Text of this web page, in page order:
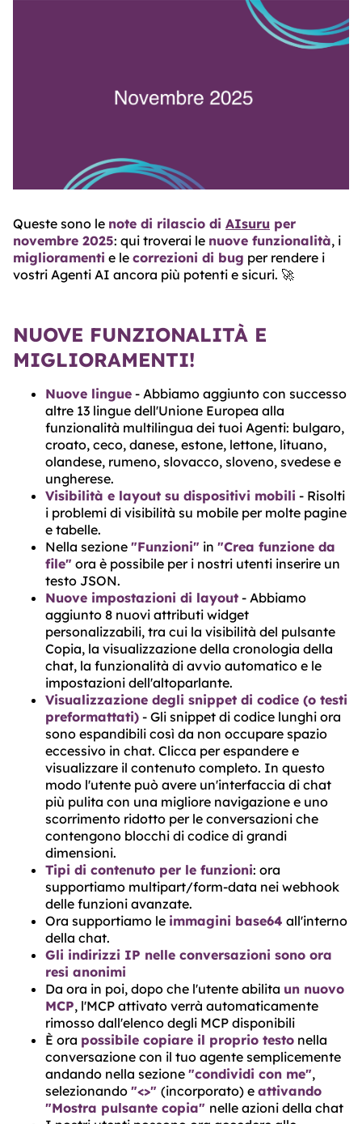
Queste sono le note di rilascio di AIsuru per
novembre 2025: qui troverai le nuove funzionalità, i
miglioramenti e le correzioni di bug per rendere i
vostri Agenti AI ancora più potenti e sicuri. 🚀
NUOVE FUNZIONALITÀ E
MIGLIORAMENTI!
Nuove lingue - Abbiamo aggiunto con successo
altre 13 lingue dell'Unione Europea alla
funzionalità multilingua dei tuoi Agenti: bulgaro,
croato, ceco, danese, estone, lettone, lituano,
olandese, rumeno, slovacco, sloveno, svedese e
ungherese.
Visibilità e layout su dispositivi mobili - Risolti
i problemi di visibilità su mobile per molte pagine
e tabelle.
Nella sezione "Funzioni" in "Crea funzione da
file" ora è possibile per i nostri utenti inserire un
testo JSON.
Nuove impostazioni di layout - Abbiamo
aggiunto 8 nuovi attributi widget
personalizzabili, tra cui la visibilità del pulsante
Copia, la visualizzazione della cronologia della
chat, la funzionalità di avvio automatico e le
impostazioni dell'altoparlante.
Visualizzazione degli snippet di codice (o testi
preformattati) - Gli snippet di codice lunghi ora
sono espandibili così da non occupare spazio
eccessivo in chat. Clicca per espandere e
visualizzare il contenuto completo. In questo
modo l'utente può avere un'interfaccia di chat
più pulita con una migliore navigazione e uno
scorrimento ridotto per le conversazioni che
contengono blocchi di codice di grandi
dimensioni.
Tipi di contenuto per le funzioni: ora
supportiamo multipart/form-data nei webhook
delle funzioni avanzate.
Ora supportiamo le immagini base64 all'interno
della chat.
Gli indirizzi IP nelle conversazioni sono ora
resi anonimi
Da ora in poi, dopo che l'utente abilita un nuovo
MCP, l'MCP attivato verrà automaticamente
rimosso dall'elenco degli MCP disponibili
È ora possibile copiare il proprio testo nella
conversazione con il tuo agente semplicemente
andando nella sezione "condividi con me",
selezionando "<>" (incorporato) e attivando
"Mostra pulsante copia" nelle azioni della chat